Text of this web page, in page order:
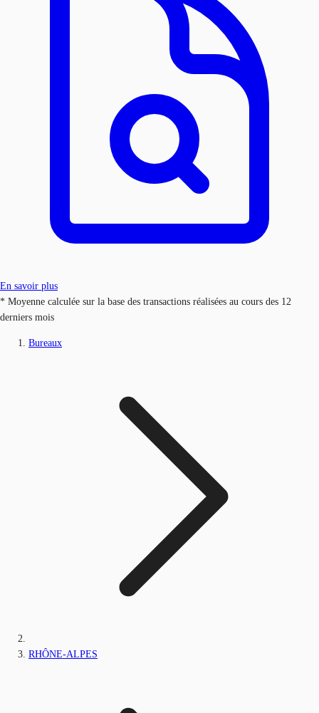
En savoir plus
* Moyenne calculée sur la base des transactions réalisées au cours des 12
derniers mois
Bureaux
RHÔNE-ALPES